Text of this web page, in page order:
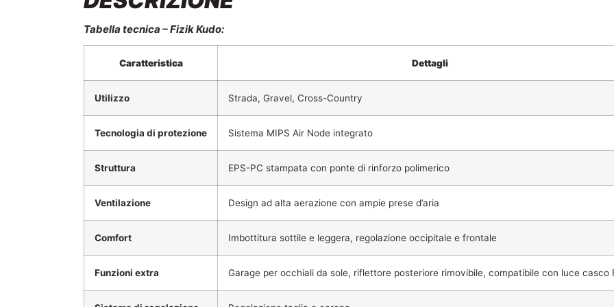
Tabella tecnica – Fizik Kudo:
Caratteristica Dettagli
Utilizzo Strada, Gravel, Cross-Country
Tecnologia di protezione Sistema MIPS Air Node integrato
Struttura EPS-PC stampata con ponte di rinforzo polimerico
Ventilazione Design ad alta aerazione con ampie prese d’aria
Comfort Imbottitura sottile e leggera, regolazione occipitale e frontale
Funzioni extra Garage per occhiali da sole, riflettore posteriore rimovibile, compatibile con luce casco